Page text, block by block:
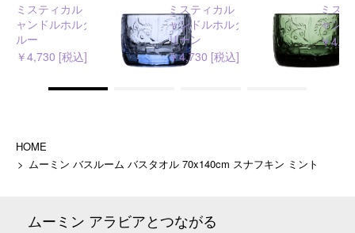
ミスティカル フォレスト キ
ャンドルホルダー アクアブ
ルー
￥4,730 [税込]
ミスティカル フォレスト キ
ャンドルホルダー パイング
リーン
￥4,730 [税込]
ミス
ャン
￥
HOME
ムーミン バスルーム バスタオル 70x140cm スナフキン ミント
ムーミン アラビアとつながる